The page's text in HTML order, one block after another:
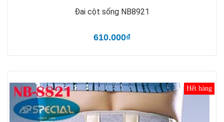
Đai cột sống NB8921
610.000₫
Hết hàng